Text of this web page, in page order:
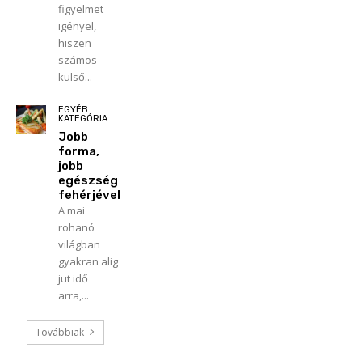
figyelmet
igényel,
hiszen
számos
külső...
EGYÉB
KATEGÓRIA
Jobb
forma,
jobb
egészség
fehérjével
A mai
rohanó
világban
gyakran alig
jut idő
arra,...
Továbbiak